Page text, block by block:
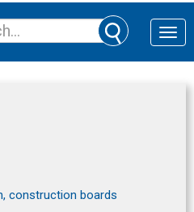
Toggle
construction boards